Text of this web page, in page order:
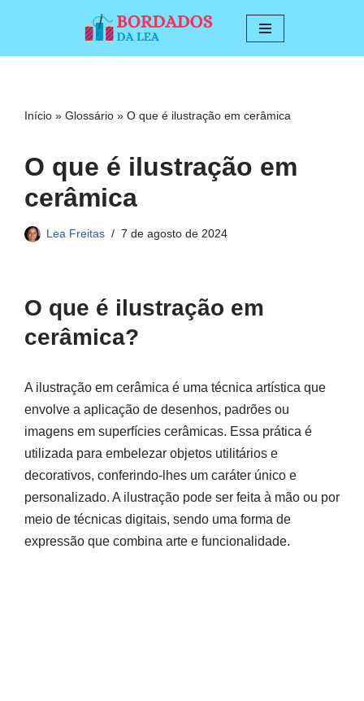
conteúdo
Início » Glossário » O que é ilustração em cerâmica
O que é ilustração em
cerâmica
Lea Freitas 7 de agosto de 2024
O que é ilustração em
cerâmica?
A ilustração em cerâmica é uma técnica artística que
envolve a aplicação de desenhos, padrões ou
imagens em superfícies cerâmicas. Essa prática é
utilizada para embelezar objetos utilitários e
decorativos, conferindo-lhes um caráter único e
personalizado. A ilustração pode ser feita à mão ou por
meio de técnicas digitais, sendo uma forma de
expressão que combina arte e funcionalidade.